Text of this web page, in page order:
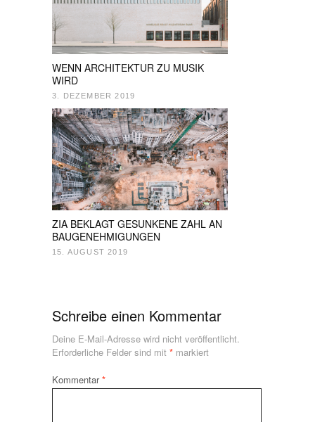
WENN ARCHITEKTUR ZU MUSIK
WIRD
3. DEZEMBER 2019
ZIA BEKLAGT GESUNKENE ZAHL AN
BAUGENEHMIGUNGEN
15. AUGUST 2019
Schreibe einen Kommentar
Deine E-Mail-Adresse wird nicht veröffentlicht.
Erforderliche Felder sind mit * markiert
Kommentar*